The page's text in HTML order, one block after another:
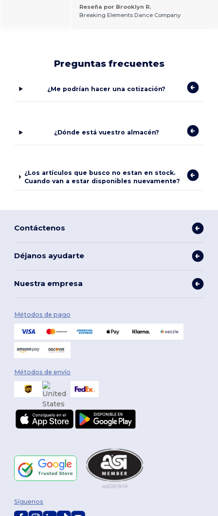
Reseña por Brooklyn R.
Breaking Elements Dance Company
Preguntas frecuentes
¿Me podrían hacer una cotización?
¿Dónde está vuestro almacén?
¿Los artículos que busco no estan en stock.
Cuando van a estar disponibles nuevamente?
Contáctenos
Déjanos ayudarte
Nuestra empresa
Métodos de pago
Métodos de envío
Síguenos